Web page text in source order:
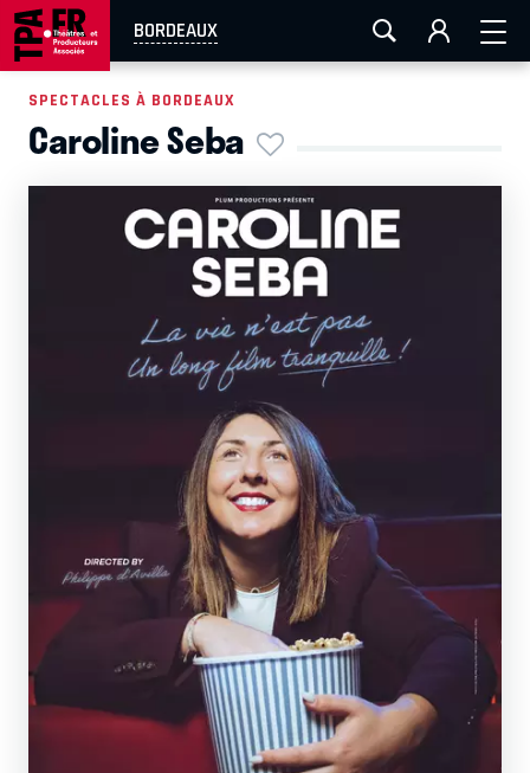
BORDEAUX
AIX-MARSEILLE AURAY LA ROCHELLE
EN TOURNÉE
SPECTACLES À BORDEAUX
Caroline Seba